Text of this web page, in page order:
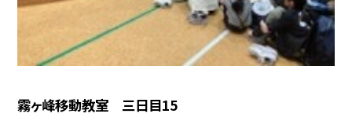
霧ヶ峰移動教室 三日目15